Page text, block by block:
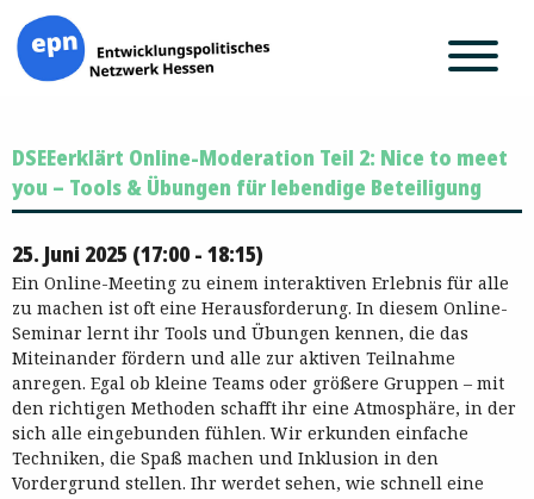
Inhalt
springen
DSEEerklärt Online-Moderation Teil 2: Nice to meet
you – Tools & Übungen für lebendige Beteiligung
25. Juni 2025 (17:00 - 18:15)
Ein Online-Meeting zu einem interaktiven Erlebnis für alle
zu machen ist oft eine Herausforderung. In diesem Online-
Seminar lernt ihr Tools und Übungen kennen, die das
Miteinander fördern und alle zur aktiven Teilnahme
anregen. Egal ob kleine Teams oder größere Gruppen – mit
den richtigen Methoden schafft ihr eine Atmosphäre, in der
sich alle eingebunden fühlen. Wir erkunden einfache
Techniken, die Spaß machen und Inklusion in den
Vordergrund stellen. Ihr werdet sehen, wie schnell eine